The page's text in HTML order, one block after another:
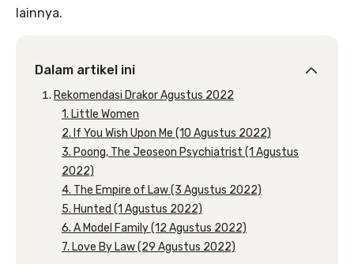
lainnya.
Dalam artikel ini
Rekomendasi Drakor Agustus 2022
1. Little Women
2. If You Wish Upon Me (10 Agustus 2022)
3. Poong, The Jeoseon Psychiatrist (1 Agustus
2022)
4. The Empire of Law (3 Agustus 2022)
5. Hunted (1 Agustus 2022)
6. A Model Family (12 Agustus 2022)
7. Love By Law (29 Agustus 2022)